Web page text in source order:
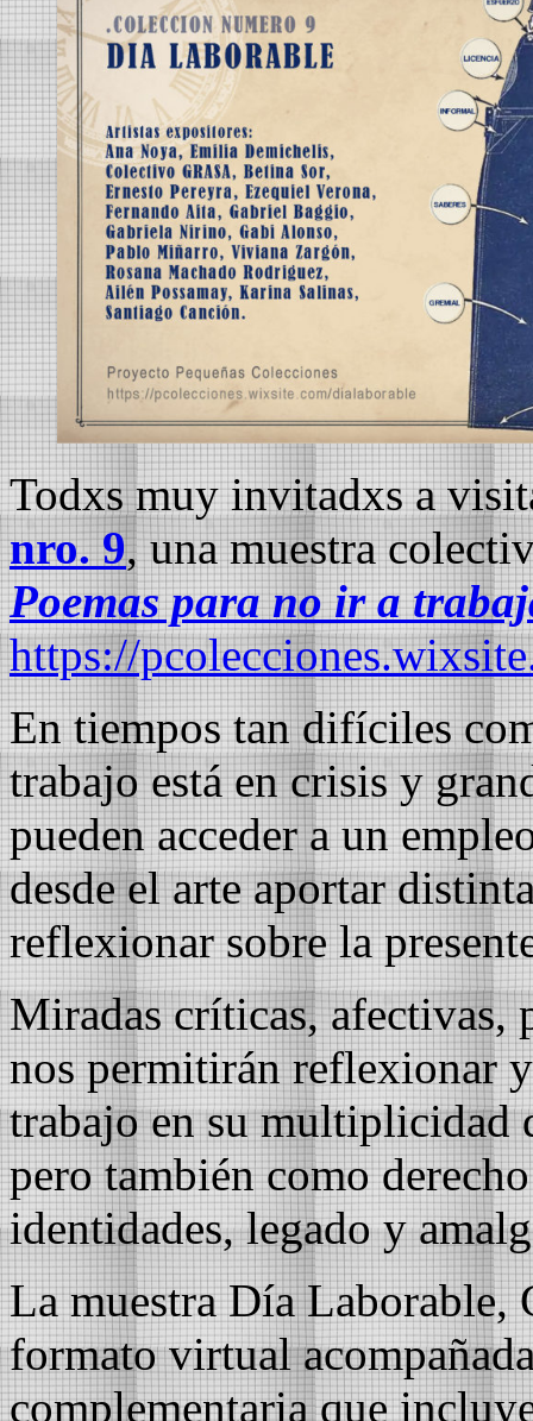
Todxs muy invitadxs a
nro. 9, una muestra
Poemas para no ir a
https://
En tiempos tan difíciles
trabajo está en crisis y
pueden acceder a un
desde el arte aportar
reflexionar sobre la
Miradas críticas, afectivas,
nos permitirán reflexionar
trabajo en su multiplicidad
pero también como
identidades, legado y
La muestra Día Laborable,
formato virtual
complementaria que